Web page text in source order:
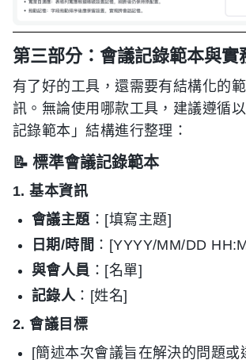
第三部分：會議記錄範本與實
有了好的工具，還需要有結構化的
訊。無論使用哪款工具，建議遵循
記錄範本」結構進行整理：
📝 標準會議記錄範本
1. 基本資訊
會議主題：[填寫主題]
日期/時間 ：[YYYY/MM/DD
與會人員 ：[名單]
記錄人：[姓名]
2. 會議目標
[簡述本次會議旨在解決的問題或